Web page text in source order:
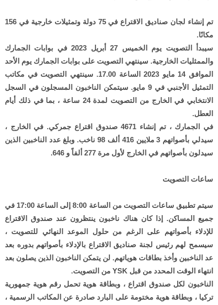
تم إنشاء لجان صناديق الاقتراع في 75 دولة وتمثيلات خارجية في 156
مكانًا.
سيبدأ التصويت يوم الخميس 27 أبريل 2023 في بوابات الجمارك
والممثليات الخارجية. سينتهي التصويت على بوابات الجمارك يوم الأحد
الموافق 14 مايو 2023 الساعة 17.00. سينتهي التصويت في مكاتب
التمثيل الأجنبي في 9 مايو. سيتمكن الناخبون المسجلون في السجل
الانتخابي في الخارج من التصويت لمدة 24 ساعة ، بما في ذلك أيام
العطل.
في الجمارك ، تم إنشاء 4671 صندوق اقتراع جمركي. في الخارج ،
سيدلي بأصواتهم 3 ملايين 416 ألف 98 ناخب. وبلغ عدد الناخبين الذين
سيدلون بأصواتهم في الخارج لأول مرة 277 ألفاً و 646.
ساعات التصويت
سيتم تطبيق ساعات التصويت من الساعة 8:00 إلى الساعة 17:00 في
جميع المساكن. إذا كان هناك ناخبون ينتظرون عند صندوق الاقتراع
للإدلاء بأصواتهم على الرغم من حلول الموعد النهائي للتصويت ،
سيسمح لهم رئيس لجنة صناديق الاقتراع بالإدلاء بأصواتهم بدوره بعد
عد الناخبين وأخذ بطاقات هوياتهم. لن يتمكن الناخبون الذين يصلون بعد
انتهاء الوقت المحدد من قبل YSK من التصويت.
الناخبون لكل صندوق اقتراع ، وبطاقة هوية تحمل رقم هوية جمهورية
تركيا ، وبطاقة هوية مختومة على البارد صادرة عن المكاتب الرسمية ،